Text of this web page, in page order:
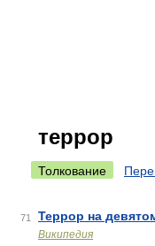
террор
Толкование
71 Террор на
Википедия